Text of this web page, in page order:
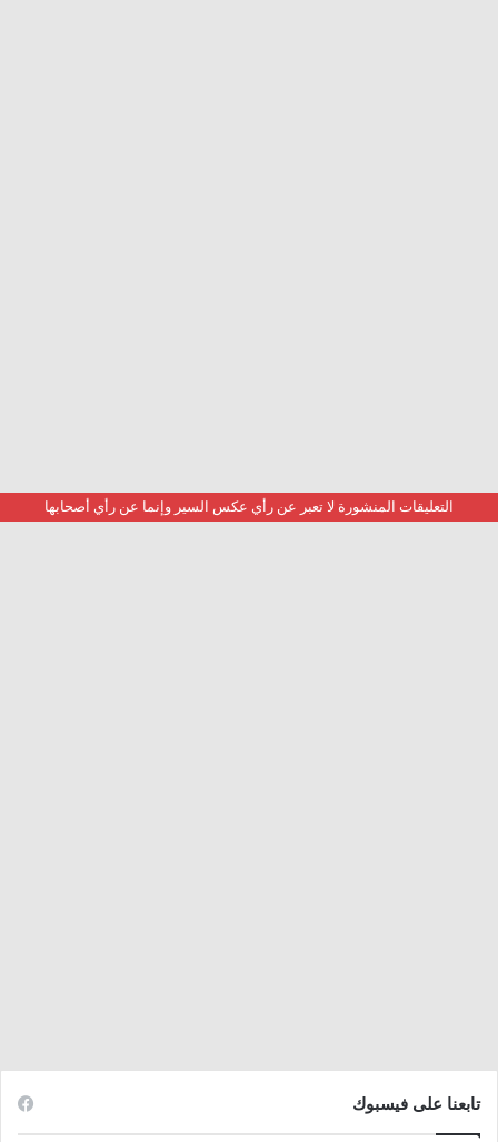
التعليقات المنشورة لا تعبر عن رأي عكس السير وإنما عن رأي أصحابها
تابعنا على فيسبوك